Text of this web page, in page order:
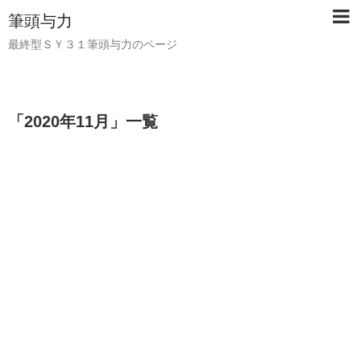
筆頭与力
最終型ＳＹ３１筆頭与力のページ
「 2020年11月 」 一覧